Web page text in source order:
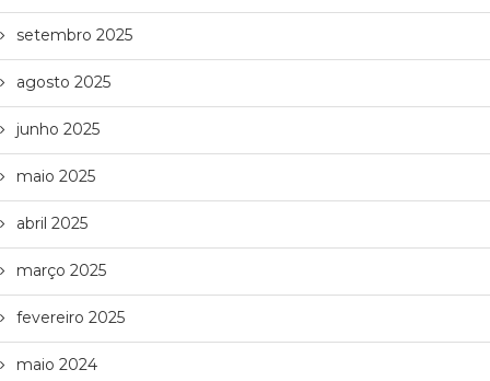
setembro 2025
agosto 2025
junho 2025
maio 2025
abril 2025
março 2025
fevereiro 2025
maio 2024